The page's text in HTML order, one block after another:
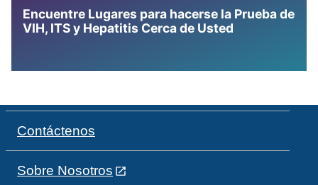
Encuentre Lugares para hacerse la Prueba de
VIH, ITS y Hepatitis Cerca de Usted
Contáctenos
Sobre Nosotros